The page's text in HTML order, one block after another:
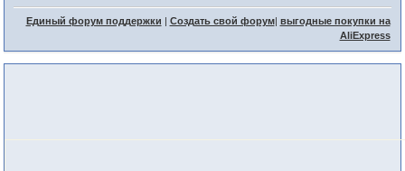
Единый форум поддержки Создать свой форум| выгодные покупки на
AliExpress